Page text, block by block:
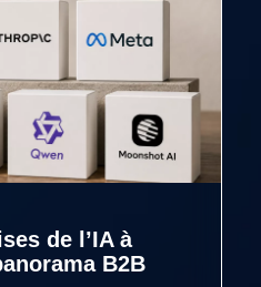
de l’IA à
B2B